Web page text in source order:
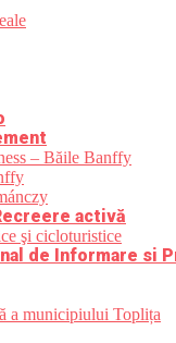
– Băile Banffy
activă
şi cicloturistice
de Informare si
a municipiului Toplița